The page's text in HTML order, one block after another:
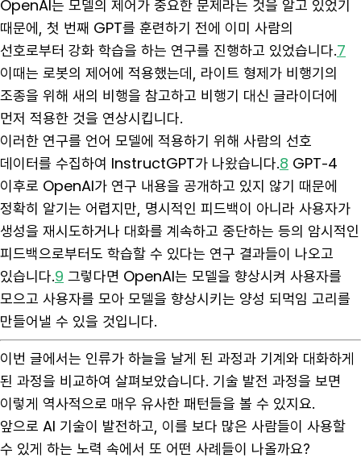
OpenAI는 모델의 제어가 중요한 문제라는 것을 알고 있었기
때문에, 첫 번째 GPT를 훈련하기 전에 이미 사람의
선호로부터 강화 학습을 하는 연구를 진행하고 있었습니다.7
이때는 로봇의 제어에 적용했는데, 라이트 형제가 비행기의
조종을 위해 새의 비행을 참고하고 비행기 대신 글라이더에
먼저 적용한 것을 연상시킵니다.
이러한 연구를 언어 모델에 적용하기 위해 사람의 선호
데이터를 수집하여 InstructGPT가 나왔습니다.8 GPT-4
이후로 OpenAI가 연구 내용을 공개하고 있지 않기 때문에
정확히 알기는 어렵지만, 명시적인 피드백이 아니라 사용자가
생성을 재시도하거나 대화를 계속하고 중단하는 등의 암시적인
피드백으로부터도 학습할 수 있다는 연구 결과들이 나오고
있습니다.9 그렇다면 OpenAI는 모델을 향상시켜 사용자를
모으고 사용자를 모아 모델을 향상시키는 양성 되먹임 고리를
만들어낼 수 있을 것입니다.
이번 글에서는 인류가 하늘을 날게 된 과정과 기계와 대화하게
된 과정을 비교하여 살펴보았습니다. 기술 발전 과정을 보면
이렇게 역사적으로 매우 유사한 패턴들을 볼 수 있지요.
앞으로 AI 기술이 발전하고, 이를 보다 많은 사람들이 사용할
수 있게 하는 노력 속에서 또 어떤 사례들이 나올까요?